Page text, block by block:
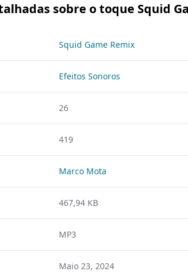
sobre o toque Squid
Squid Game Remix
Efeitos Sonoros
26
419
Marco Mota
467,94 KB
MP3
Maio 23, 2024